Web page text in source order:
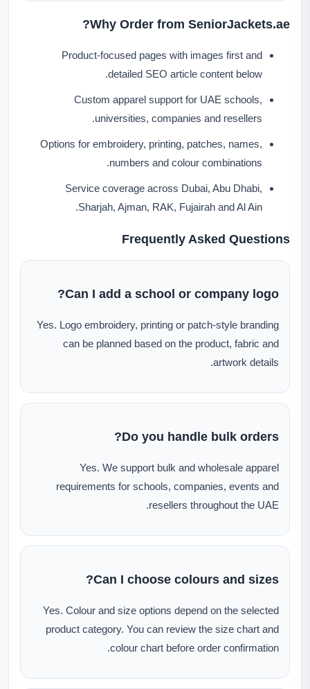
Why Order from SeniorJackets.ae?
Product-focused pages with images first and
detailed SEO article content below.
Custom apparel support for UAE schools,
universities, companies and resellers.
Options for embroidery, printing, patches, names,
numbers and colour combinations.
Service coverage across Dubai, Abu Dhabi,
Sharjah, Ajman, RAK, Fujairah and Al Ain.
Frequently Asked Questions
Can I add a school or company logo?
Yes. Logo embroidery, printing or patch-style branding
can be planned based on the product, fabric and
artwork details.
Do you handle bulk orders?
Yes. We support bulk and wholesale apparel
requirements for schools, companies, events and
resellers throughout the UAE.
Can I choose colours and sizes?
Yes. Colour and size options depend on the selected
product category. You can review the size chart and
colour chart before order confirmation.